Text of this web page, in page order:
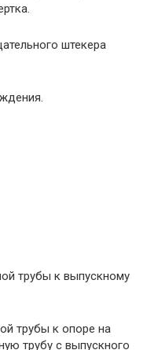
штекера
трубы к выпускному
трубы к опоре на
трубу с выпускного